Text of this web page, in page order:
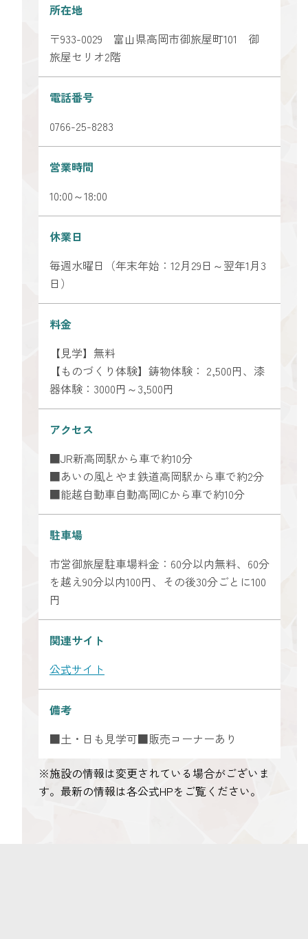
所在地
〒933-0029 富山県高岡市御旅屋町101 御
旅屋セリオ2階
電話番号
0766-25-8283
営業時間
10:00～18:00
休業日
毎週水曜日（年末年始：12月29日～翌年1月3
日）
料金
【見学】無料
【ものづくり体験】鋳物体験： 2,500円、漆
器体験：3000円～3,500円
アクセス
■JR新高岡駅から車で約10分
■あいの風とやま鉄道高岡駅から車で約2分
■能越自動車自動高岡ICから車で約10分
駐車場
市営御旅屋駐車場料金：60分以内無料、60分
を越え90分以内100円、その後30分ごとに100
円
関連サイト
公式サイト
備考
■土・日も見学可■販売コーナーあり
※施設の情報は変更されている場合がございま
す。最新の情報は各公式HPをご覧ください。